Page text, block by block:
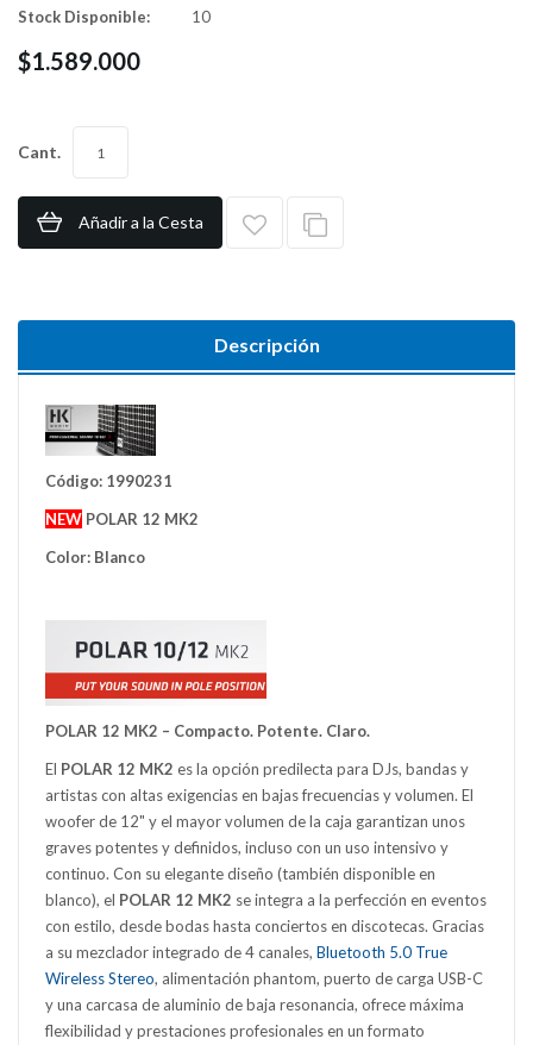
Stock Disponible:
10
$1.589.000
Cant.
Añadir a la Cesta
Descripción
Código: 1990231
NEW POLAR 12 MK2
Color: Blanco
POLAR 12 MK2 – Compacto. Potente. Claro.
El POLAR 12 MK2 es la opción predilecta para DJs, bandas y
artistas con altas exigencias en bajas frecuencias y volumen. El
woofer de 12" y el mayor volumen de la caja garantizan unos
graves potentes y definidos, incluso con un uso intensivo y
continuo. Con su elegante diseño (también disponible en
blanco), el POLAR 12 MK2 se integra a la perfección en eventos
con estilo, desde bodas hasta conciertos en discotecas. Gracias
a su mezclador integrado de 4 canales, Bluetooth 5.0 True
Wireless Stereo, alimentación phantom, puerto de carga USB-C
y una carcasa de aluminio de baja resonancia, ofrece máxima
flexibilidad y prestaciones profesionales en un formato